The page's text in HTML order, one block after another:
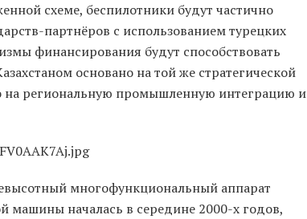
схеме, беспилотники будут частично
партнёров с использованием турецких
финансирования будут способствовать
основано на той же стратегической
на региональную промышленную интеграцию и
многофункциональный аппарат
машины началась в середине 2000-х годов,